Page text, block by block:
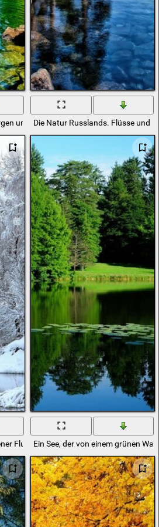
und SeeDie Natur Russlands. Flüsse und
Fluss Ein See, der von einem grünen